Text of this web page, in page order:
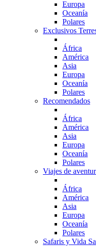
Europa
Oceanía
Polares
Exclusivos
África
América
Asia
Europa
Oceanía
Polares
Recomendados
África
América
Asia
Europa
Oceanía
Polares
Viajes de
África
América
Asia
Europa
Oceanía
Polares
Safaris y Vida